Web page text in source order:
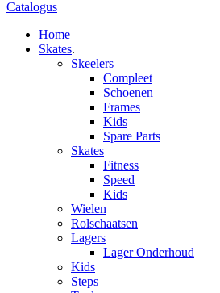
Catalogus
Home
Skates.
Skeelers
Compleet
Schoenen
Frames
Kids
Spare Parts
Skates
Fitness
Speed
Kids
Wielen
Rolschaatsen
Lagers
Lager Onderhoud
Kids
Steps